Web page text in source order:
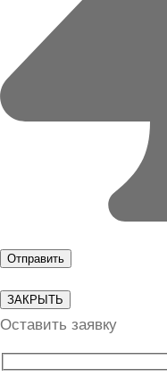
ЗАКРЫТЬ
Оставить заявку